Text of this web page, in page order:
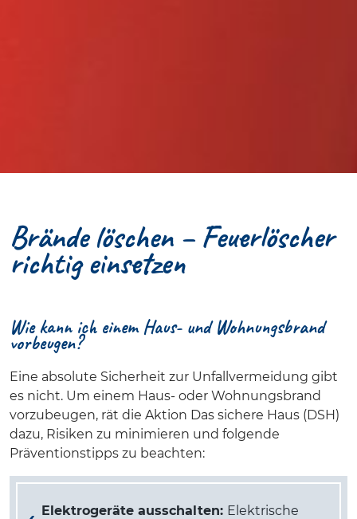
Brände löschen – Feuerlöscher
richtig einsetzen
Wie kann ich einem Haus- und Wohnungsbrand
vorbeugen?
Eine absolute Sicherheit zur Unfallvermeidung gibt
es nicht. Um einem Haus- oder Wohnungsbrand
vorzubeugen, rät die Aktion Das sichere Haus (DSH)
dazu, Risiken zu minimieren und folgende
Präventionstipps zu beachten:
Elektrogeräte ausschalten: Elektrische